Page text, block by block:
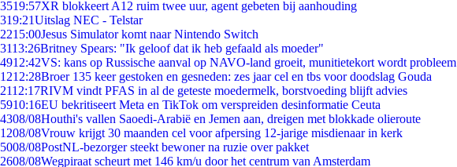
3519:57XR blokkeert A12 ruim twee uur, agent gebeten bij aanhouding
319:21Uitslag NEC - Telstar
2215:00Jesus Simulator komt naar Nintendo Switch
3113:26Britney Spears: "Ik geloof dat ik heb gefaald als moeder"
4912:42VS: kans op Russische aanval op NAVO-land groeit, munitietekort wordt probleem
1212:28Broer 135 keer gestoken en gesneden: zes jaar cel en tbs voor doodslag Gouda
2112:17RIVM vindt PFAS in al de geteste moedermelk, borstvoeding blijft advies
5910:16EU bekritiseert Meta en TikTok om verspreiden desinformatie Ceuta
4308/08Houthi's vallen Saoedi-Arabië en Jemen aan, dreigen met blokkade olieroute
1208/08Vrouw krijgt 30 maanden cel voor afpersing 12-jarige misdienaar in kerk
5008/08PostNL-bezorger steekt bewoner na ruzie over pakket
2608/08Wegpiraat scheurt met 146 km/u door het centrum van Amsterdam